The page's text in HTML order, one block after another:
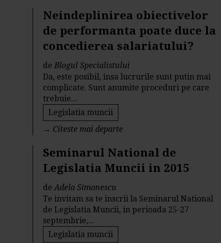
Neindeplinirea obiectivelor
de performanta poate duce la
concedierea salariatului?
deBlogul Specialistului
Da, este posibil, insa lucrurile sunt putin mai
complicate. Sunt anumite proceduri pe care
trebuie...
Legislatia muncii
→ Citeste mai departe
Seminarul National de
Legislatia Muncii in 2015
deAdela Simonescu
Te invitam sa te inscrii la Seminarul National
de Legislatia Muncii, in perioada 25-27
septembrie,...
Legislatia muncii